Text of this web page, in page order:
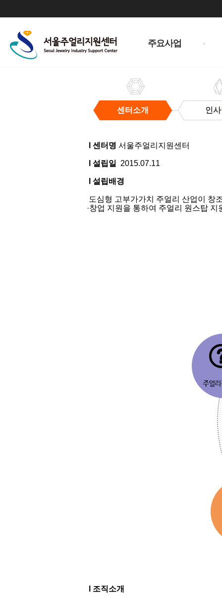
주요사업
센터소개 인
소l 센터명 서울주얼리지원센터
l 설립일 2015.07.11
l 설립배경
도심형 고부가가치 주얼리 산업이 창
·창업 지원을 통하여 주얼리 원스탑
l 조직소개